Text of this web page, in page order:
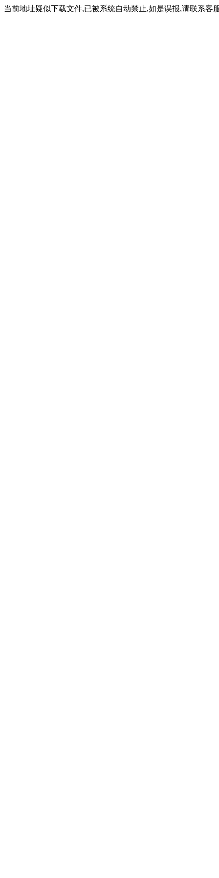
当前地址疑似下载文件,已被系统自动禁止,如是误报,请联系客